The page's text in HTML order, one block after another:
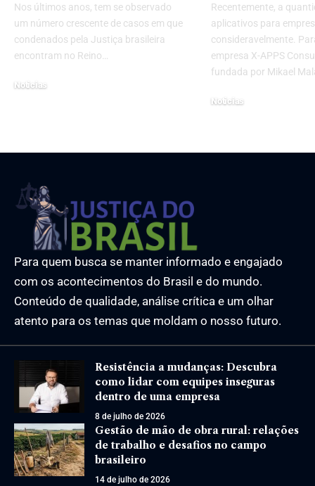
Nos últimos anos, tem se observado
um número crescente de casos em que
condenados pela Justiça brasileira
encontram no Reino…
Noticias
Recentemente, a
aplicativos para
consideravelmente.
empresa X-APPS
fundada por Mikael
Noticias
Para quem busca se manter informado e engajado
com os acontecimentos do Brasil e do mundo.
Conteúdo de qualidade, análise crítica e um olhar
atento para os temas que moldam o nosso futuro.
Resistência a mudanças: Descubra
como lidar com equipes inseguras
dentro de uma empresa
8 de julho de 2026
Gestão de mão de obra rural: relações
de trabalho e desafios no campo
brasileiro
14 de julho de 2026